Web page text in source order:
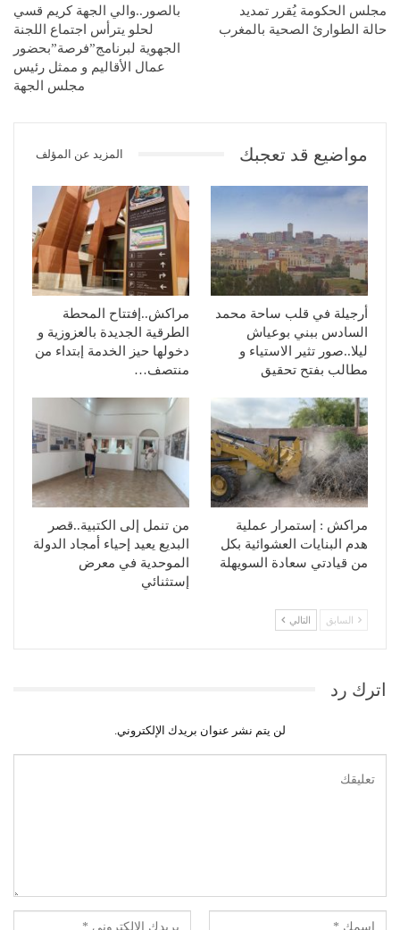
مجلس الحكومة يُقرر تمديد
حالة الطوارئ الصحية بالمغرب
بالصور..والي الجهة كريم قسي
لحلو يترأس اجتماع اللجنة
الجهوية لبرنامج”فرصة”بحضور
عمال الأقاليم و ممثل رئيس
مجلس الجهة
مواضيع قد تعجبك المزيد عن المؤلف
أرجيلة في قلب ساحة محمد
السادس ببني بوعياش
ليلا..صور تثير الاستياء و
مطالب بفتح تحقيق
مراكش..إفتتاح المحطة
الطرقية الجديدة بالعزوزية و
دخولها حيز الخدمة إبتداء من
منتصف…
مراكش : إستمرار عملية
هدم البنايات العشوائية بكل
من قيادتي سعادة السويهلة
من تنمل إلى الكتبية..قصر
البديع يعيد إحياء أمجاد الدولة
الموحدية في معرض
إستثنائي
السابق التالي
اترك رد
لن يتم نشر عنوان بريدك الإلكتروني.